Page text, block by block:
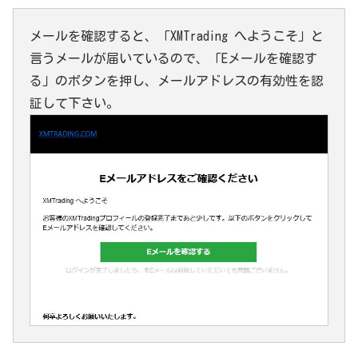
メールを確認すると、「XMTrading へようこそ」と
言うメールが届いているので、「Eメールを確認す
る」のボタンを押し、メールアドレスの有効性を認
証して下さい。